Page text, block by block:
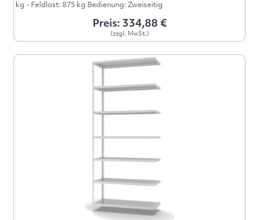
kg - Feldlast: 875 kg Bedienung: Zweiseitig
Preis: 334,88 €
(zzgl. MwSt.)